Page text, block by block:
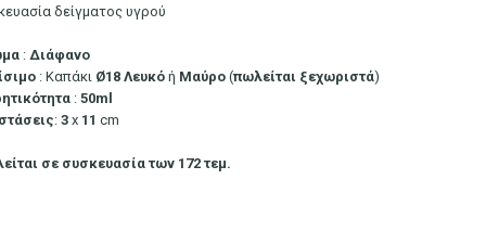
δείγματος υγρού
: Διάφανο
: Καπάκι Ø18 Λευκό ή Μαύρο (πωλείται ξεχωριστά)
: 50ml
: 3 x 11 cm
σε συσκευασία των 172 τεμ.